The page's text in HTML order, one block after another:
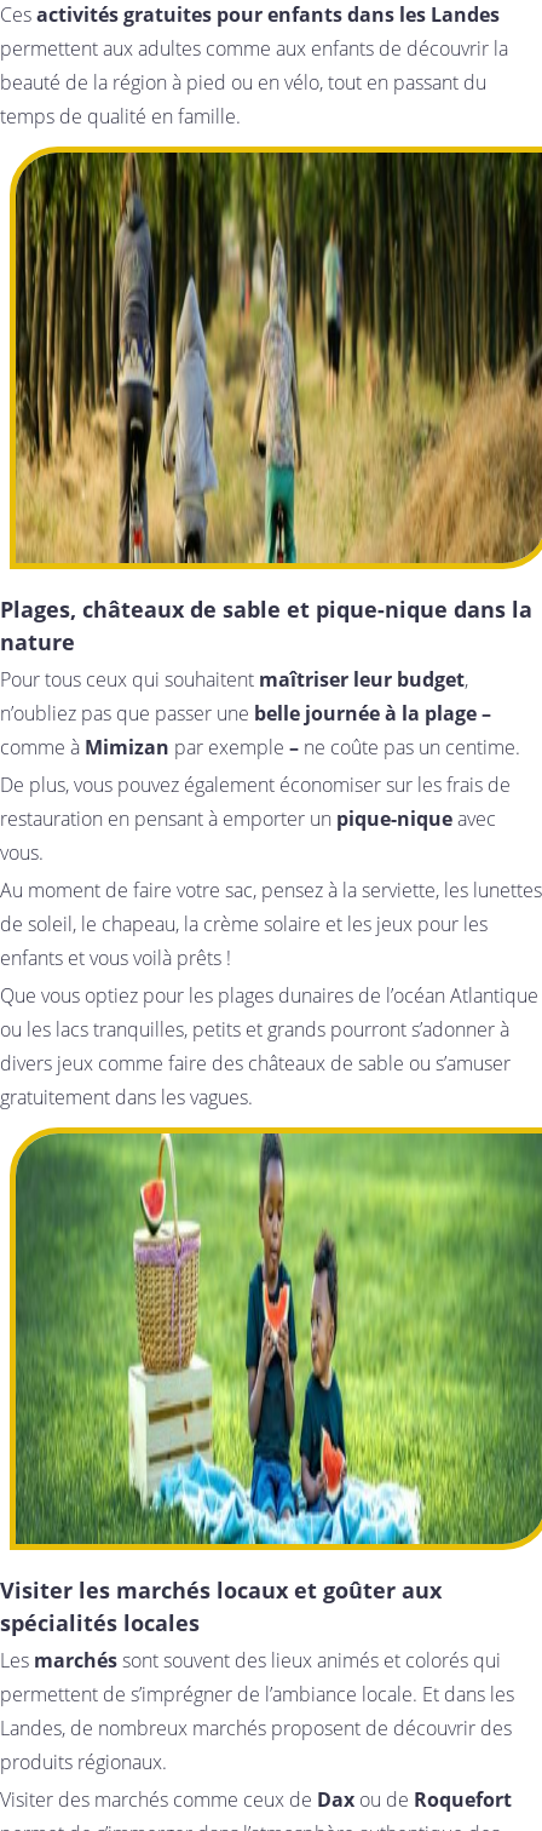
Cesactivités gratuites pour enfants dans les Landes
permettent aux adultes comme aux enfants de découvrir la
beauté de la région à pied ou en vélo, tout en passant du
temps de qualité en famille.
Plages, châteaux de sable et pique-nique dans la
nature
Pour tous ceux qui souhaitent maîtriser leur budget,
n’oubliez pas que passer une belle journée à la plage –
comme à Mimizan par exemple – ne coûte pas un centime.
De plus, vous pouvez également économiser sur les frais de
restauration en pensant à emporter un pique-niqueavec
vous.
Au moment de faire votre sac, pensez à la serviette, les lunettes
de soleil, le chapeau, la crème solaire et les jeux pour les
enfants et vous voilà prêts !
Que vous optiez pour les plages dunaires de l’océan Atlantique
ou les lacs tranquilles, petits et grands pourront s’adonner à
divers jeux comme faire des châteaux de sable ou s’amuser
gratuitement dans les vagues.
Visiter les marchés locaux et goûter aux
spécialités locales
Les marchéssont souvent des lieux animés et colorés qui
permettent de s’imprégner de l’ambiance locale. Et dans les
Landes, de nombreux marchés proposent de découvrir des
produits régionaux.
Visiter des marchés comme ceux de Dax ou de Roquefort